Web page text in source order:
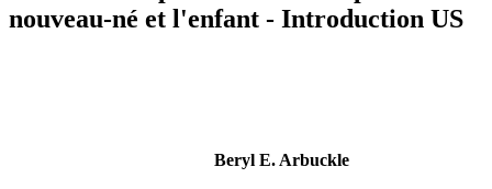
nouveau-né et l'enfant - Introduction US
Beryl E. Arbuckle